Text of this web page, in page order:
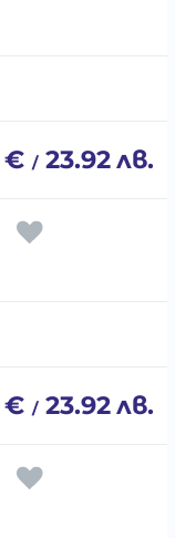
€ / 23.92лв.
€ / 23.92лв.